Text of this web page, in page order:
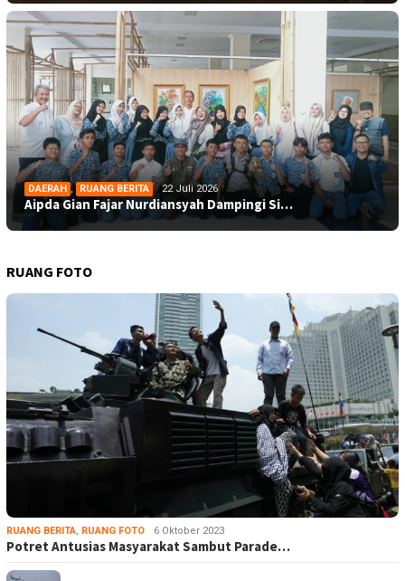
DAERAH , RUANG BERITA 22 Juli 2026
Aipda Gian Fajar Nurdiansyah Dampingi Si…
RUANG FOTO
RUANG BERITA, RUANG FOTO 6 Oktober 2023
Potret Antusias Masyarakat Sambut Parade…